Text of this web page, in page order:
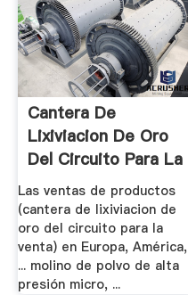
Cantera De
Lixiviacion De Oro
Del Circuito Para La
.
Las ventas de productos
(cantera de lixiviacion de
oro del circuito para la
venta) en Europa, América,
... molino de polvo de alta
presión micro, ...